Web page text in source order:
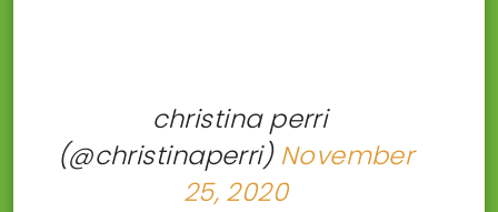
 christina perri
(@christinaperri) November
25, 2020